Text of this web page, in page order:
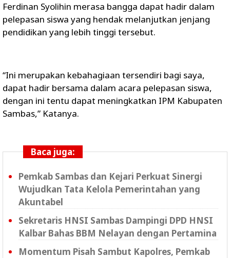
Ferdinan Syolihin merasa bangga dapat hadir dalam
pelepasan siswa yang hendak melanjutkan jenjang
pendidikan yang lebih tinggi tersebut.
“Ini merupakan kebahagiaan tersendiri bagi saya,
dapat hadir bersama dalam acara pelepasan siswa,
dengan ini tentu dapat meningkatkan IPM Kabupaten
Sambas,” Katanya.
Baca juga:
Pemkab Sambas dan Kejari Perkuat Sinergi
Wujudkan Tata Kelola Pemerintahan yang
Akuntabel
Sekretaris HNSI Sambas Dampingi DPD HNSI
Kalbar Bahas BBM Nelayan dengan Pertamina
Momentum Pisah Sambut Kapolres, Pemkab